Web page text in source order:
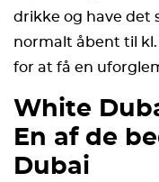
drikke og have det
normalt åbent til kl.
for at få en
White
En af de
Dubai